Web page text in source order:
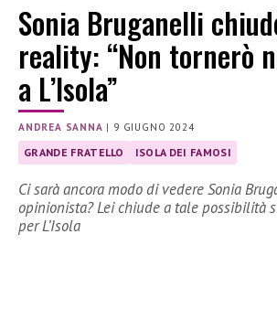
Sonia Bruganelli
reality: “Non tornerò
a L’Isola”
ANDREA SANNA | 9 GIUGNO 2024
GRANDE FRATELLO ISOLA DEI FAMOSI
Ci sarà ancora modo di vedere Sonia
opinionista? Lei chiude a tale possibilità
per L’Isola